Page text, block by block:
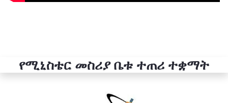
የሚኒስቴር መስሪያ ቤቱ ተጠሪ ተቋማት